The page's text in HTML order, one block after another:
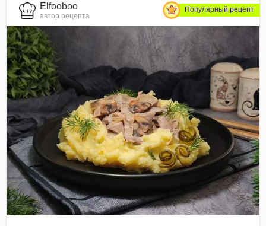
Elfooboo
автор рецепта
Популярный рецепт